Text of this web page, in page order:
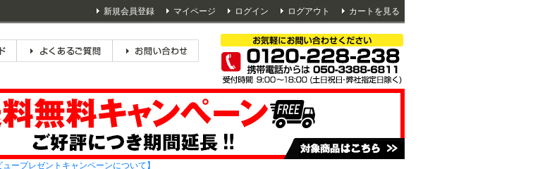
新規会員登録 マイページ ログイン ログアウト カートを見る
ュープレゼントキャンペーンについて】